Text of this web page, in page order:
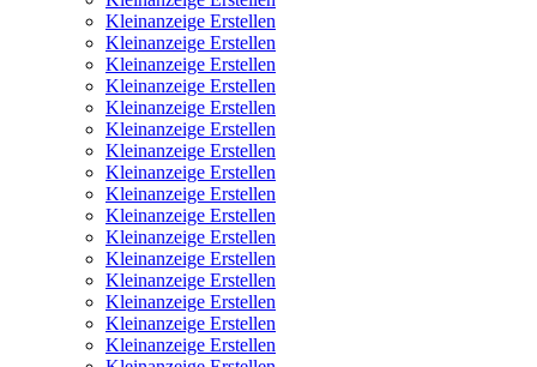
Kleinanzeige Erstellen
Kleinanzeige Erstellen
Kleinanzeige Erstellen
Kleinanzeige Erstellen
Kleinanzeige Erstellen
Kleinanzeige Erstellen
Kleinanzeige Erstellen
Kleinanzeige Erstellen
Kleinanzeige Erstellen
Kleinanzeige Erstellen
Kleinanzeige Erstellen
Kleinanzeige Erstellen
Kleinanzeige Erstellen
Kleinanzeige Erstellen
Kleinanzeige Erstellen
Kleinanzeige Erstellen